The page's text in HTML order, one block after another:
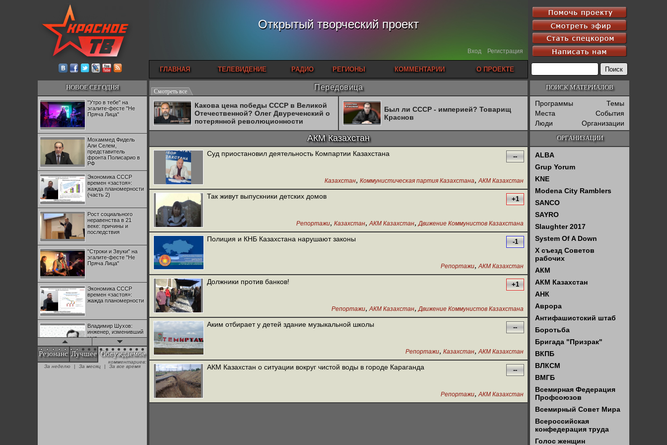
Открытый творческий проект
Вход Регистрация
ГЛАВНАЯ ТЕЛЕВИДЕНИЕ РАДИО РЕГИОНЫ КОММЕНТАРИИ О ПРОЕКТЕ
НОВОЕ СЕГОДНЯ
"Утро в тебе" на
эгалите-фесте "Не
Пряча Лица"
Мохаммед Фидель
Али Селем,
представитель
фронта Полисарио в
РФ
Экономика СССР
времен «застоя»:
жажда планомерности
(часть 2)
Рост социального
неравенства в 21
веке: причины и
последствия
"Строки и Звуки" на
эгалите-фесте "Не
Пряча Лица"
Экономика СССР
времен «застоя»:
жажда планомерности
Владимир Шухов:
инженер, изменивший
мир
"Аркадий Коц" на
эгалите-фесте "Не
Резонанс Лучшее Обсуждаемое
комментариев:
За неделю
| За месяц | За все время
Передовица
Смотреть все
Какова цена победы СССР в Великой
Отечественной? Олег Двуреченский о
потерянной революционности
Был ли СССР - империей? Товарищ
Краснов
АКМ Казахстан
Суд приостановил деятельность Компартии Казахстана --
Казахстан, Коммунистическая партия Казахстана, АКМ Казахстан
Так живут выпускники детских домов +1
Репортажи, Казахстан, АКМ Казахстан, Движение Коммунистов Казахстана
Полиция и КНБ Казахстана нарушают законы -1
Репортажи, АКМ Казахстан
Должники против банков! +1
Репортажи, АКМ Казахстан, Движение Коммунистов Казахстана
Аким отбирает у детей здание музыкальной школы --
Репортажи, Казахстан, АКМ Казахстан
АКМ Казахстан о ситуации вокруг чистой воды в городе Караганда --
Репортажи, АКМ Казахстан
ПОИСК МАТЕРИАЛОВ
Программы
Темы
Места
События
Люди
Организации
ОРГАНИЗАЦИИ
ALBA
Grup Yorum
KNE
Modena City Ramblers
SANCO
SAYRO
Slaughter 2017
System Of A Down
X съезд Советов
рабочих
АКМ
АКМ Казахстан
АНК
Аврора
Антифашистский штаб
Боротьба
Бригада "Призрак"
ВКПБ
ВЛКСМ
ВМГБ
Всемирная Федерация
Профсоюзов
Всемирный Совет Мира
Всероссийская
конфедерация труда
Голос женщин